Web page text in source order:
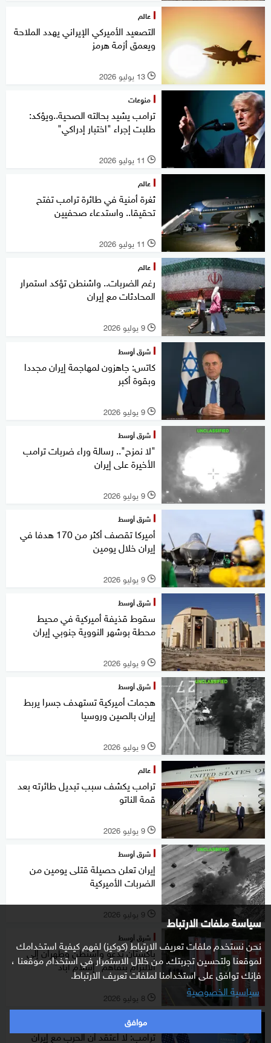
سياسة ملفات الارتباط
نحن نستخدم ملفات تعريف الارتباط (كوكيز) لفهم كيفية استخدامك
لموقعنا ولتحسين تجربتك. من خلال الاستمرار في استخدام موقعنا ،
فإنك توافق على استخدامنا لملفات تعريف الارتباط.
سياسية الخصوصية
موافق
عالم
التصعيد الأميركي الإيراني يهدد الملاحة
ويعمق أزمة هرمز
l 13 يوليو 2026
منوعات
ترامب يشيد بحالته الصحية..ويؤكد:
طلبت إجراء "اختبار إدراكي"
l 11 يوليو 2026
عالم
ثغرة أمنية في طائرة ترامب تفتح
تحقيقا.. واستدعاء صحفيين
l 11 يوليو 2026
عالم
رغم الضربات.. واشنطن تؤكد استمرار
المحادثات مع إيران
l 9 يوليو 2026
شرق أوسط
كاتس: جاهزون لمهاجمة إيران مجددا
وبقوة أكبر
l 9 يوليو 2026
شرق أوسط
"لا نمزح".. رسالة وراء ضربات ترامب
الأخيرة على إيران
l 9 يوليو 2026
شرق أوسط
أميركا تقصف أكثر من 170 هدفا في
إيران خلال يومين
l 9 يوليو 2026
شرق أوسط
سقوط قذيفة أميركية في محيط
محطة بوشهر النووية جنوبي إيران
l 9 يوليو 2026
شرق أوسط
هجمات أميركية تستهدف جسرا يربط
إيران بالصين وروسيا
l 9 يوليو 2026
عالم
ترامب يكشف سبب تبديل طائرته بعد
قمة الناتو
l 9 يوليو 2026
شرق أوسط
إيران تعلن حصيلة قتلى يومين من
الضربات الأميركية
l 9 يوليو 2026
شرق أوسط
باكستان تدعو واشنطن وطهران إلى
الالتزام بتفاهم "إسلام آباد"
l 8 يوليو 2026
شرق أوسط
ترامب: لا أعتقد أن الحرب مع إيران